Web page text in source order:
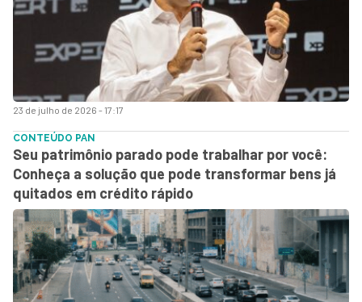
23 de julho de 2026 - 17:17
CONTEÚDO PAN
Seu patrimônio parado pode trabalhar por você:
Conheça a solução que pode transformar bens já
quitados em crédito rápido